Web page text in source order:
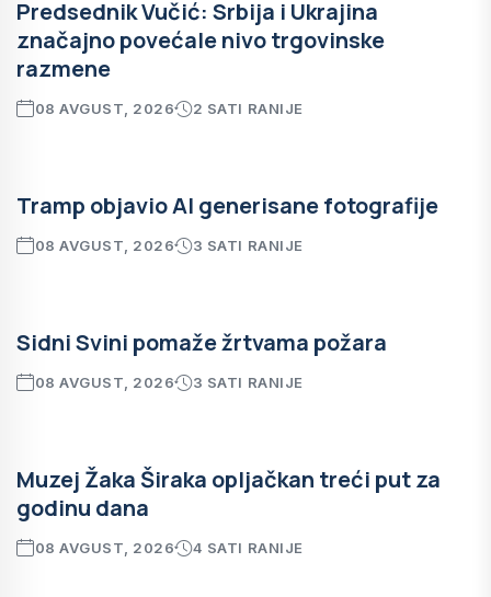
Predsednik Vučić: Srbija i Ukrajina
značajno povećale nivo trgovinske
razmene
08 AVGUST, 2026 2 SATI RANIJE
Tramp objavio AI generisane fotografije
08 AVGUST, 2026 3 SATI RANIJE
Sidni Svini pomaže žrtvama požara
08 AVGUST, 2026 3 SATI RANIJE
Muzej Žaka Širaka opljačkan treći put za
godinu dana
08 AVGUST, 2026 4 SATI RANIJE